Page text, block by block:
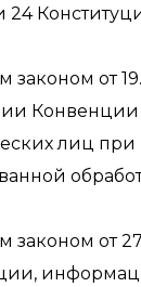
24
законом от
Конвенции
лиц при
законом от